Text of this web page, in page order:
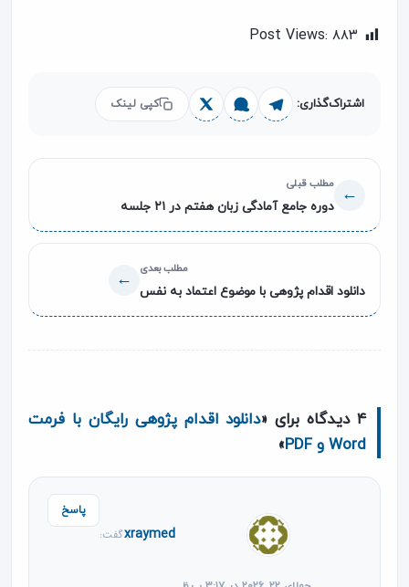
Post Views: ۸۸۳
اشتراک‌گذاری: کپی لینک
→ مطلب قبلی
دوره جامع آمادگی زبان هفتم در ۲۱ جلسه
مطلب بعدی
دانلود اقدام پژوهی با موضوع اعتماد به نفس
←
۴ دیدگاه برای «
دانلود اقدام پژوهی رایگان با فرمت
Word و PDF
»
xraymedگفت:
پاسخ